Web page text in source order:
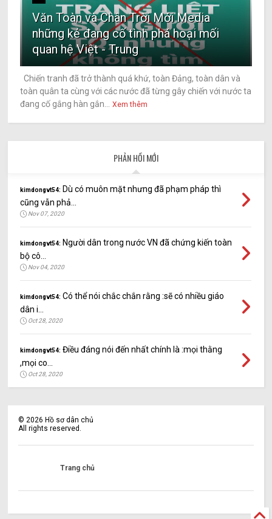
Văn Toàn và Chân Trời Mới Media
những kẻ đang cố tình phá hoại mối
quan hệ Việt - Trung
Chiến tranh đã trở thành quá khứ, toàn Đảng, toàn dân và
toàn quân ta cùng với các nước đã từng gây chiến với nước ta
đang cố gắng hàn gắn...
Xem thêm
PHẢN HỒI MỚI
kimdongvt54: Dù có muôn mặt nhưng đã phạm pháp thì
cũng vẫn phả...
Nov 07, 2020
kimdongvt54: Người dân trong nước VN đã chứng kiến toàn
bộ cô...
Nov 04, 2020
kimdongvt54: Có thể nói chắc chắn rằng :sẽ có nhiều giáo
dân i...
Oct 28, 2020
kimdongvt54: Điều đáng nói đến nhất chính là :mọi thằng
,mọi co...
Oct 28, 2020
©2026 Hồ sơ dân chủ
All rights reserved.
Trang chủ